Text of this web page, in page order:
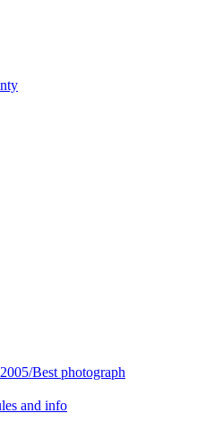
Best photograph
and info